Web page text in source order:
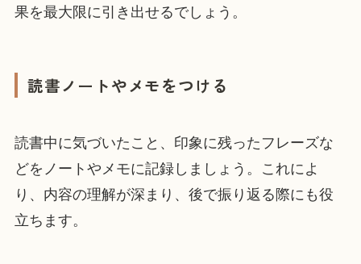
果を最大限に引き出せるでしょう。
読書ノートやメモをつける
読書中に気づいたこと、印象に残ったフレーズな
どをノートやメモに記録しましょう。これによ
り、内容の理解が深まり、後で振り返る際にも役
立ちます。